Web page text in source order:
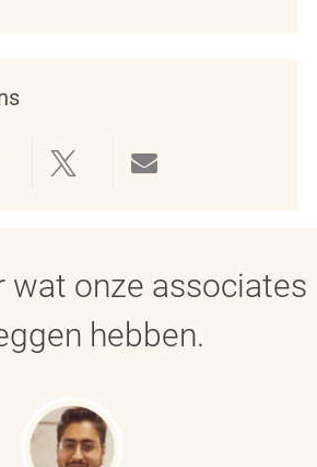
via Facebook
Delen via twitter
wat onze associates
hebben.